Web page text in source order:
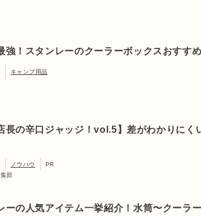
強！スタンレーのクーラーボックスおすす
キャンプ用品
長の辛口ジャッジ！vol.5】差がわかりに
ノウハウ
PR
部
ーの人気アイテム一挙紹介！水筒〜クーラ